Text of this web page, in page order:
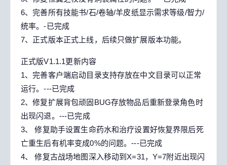
6、完善所有技能书/石/卷轴/羊皮纸显示需求等级/智力/
统率。-已完成
7、正式版本正式上线，后续只做扩展版本功能。
正式版V1.1.1更新内容
1、完善客户端启动目录支持存放在中文目录可以正常
运行。---已完成
2、修复扩展背包顽固BUG存放物品后重新登录角色时
出现闪退。---已完成
3、 修复助手设置生命药水和治疗设置好恢复界限后死
亡重生后有机率变成0%的问题。---已完成
4、 修复古战场地图深入移动到X=31，Y=7附近出现闪